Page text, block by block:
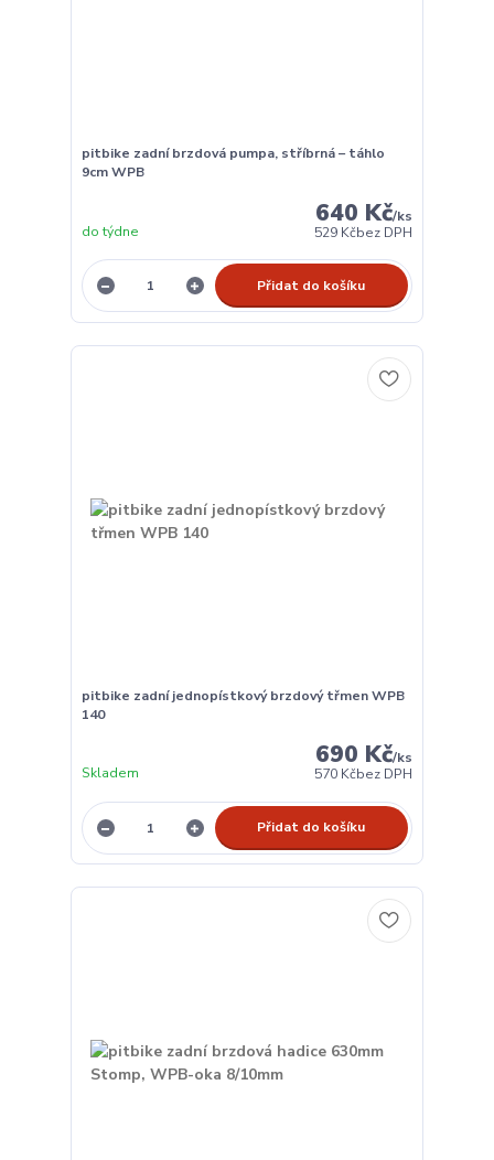
pitbike zadní brzdová pumpa, stříbrná – táhlo
9cm WPB
640 Kč/ks
529 Kčbez DPH
do týdne
Přidat do košíku
pitbike zadní jednopístkový brzdový třmen WPB
140
690 Kč/ks
570 Kčbez DPH
Skladem
Přidat do košíku